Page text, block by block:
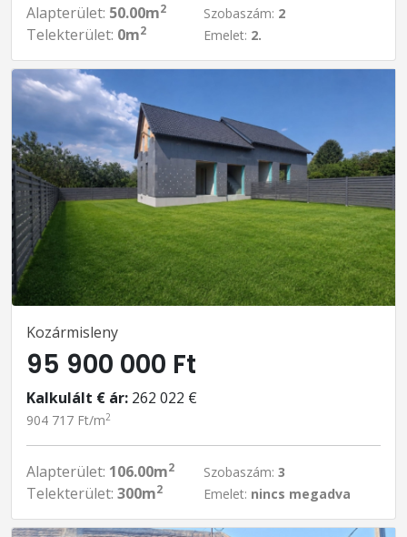
Alapterület: 50.00m2
Telekterület: 0m2
Szobaszám: 2
Emelet: 2.
Kozármisleny
95 900 000 Ft
Kalkulált € ár: 262 022 €
904 717 Ft/m2
Alapterület: 106.00m2
Telekterület: 300m2
Szobaszám: 3
Emelet: nincs megadva